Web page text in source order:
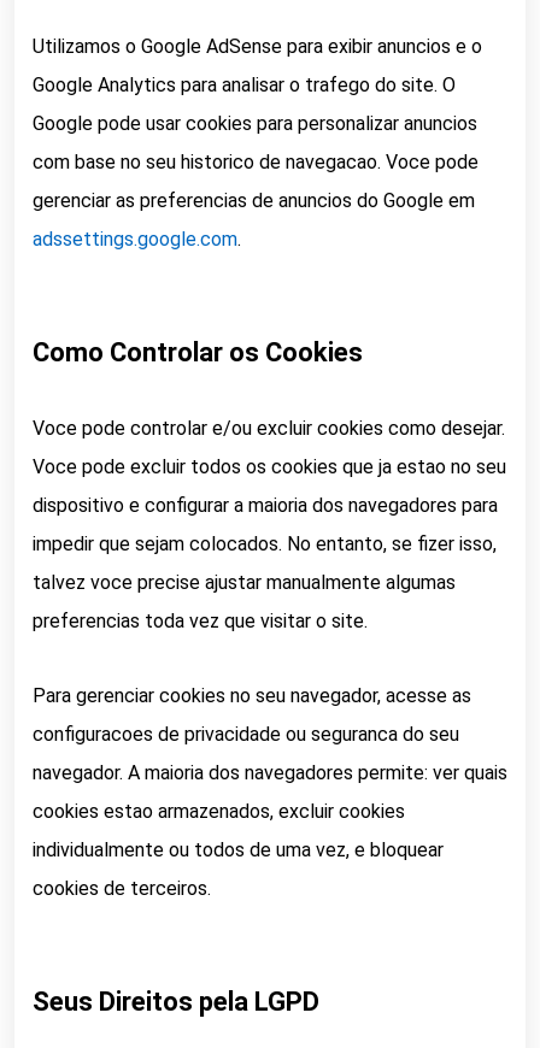
Utilizamos o Google AdSense para exibir anuncios e o
Google Analytics para analisar o trafego do site. O
Google pode usar cookies para personalizar anuncios
com base no seu historico de navegacao. Voce pode
gerenciar as preferencias de anuncios do Google em
adssettings.google.com.
Como Controlar os Cookies
Voce pode controlar e/ou excluir cookies como desejar.
Voce pode excluir todos os cookies que ja estao no seu
dispositivo e configurar a maioria dos navegadores para
impedir que sejam colocados. No entanto, se fizer isso,
talvez voce precise ajustar manualmente algumas
preferencias toda vez que visitar o site.
Para gerenciar cookies no seu navegador, acesse as
configuracoes de privacidade ou seguranca do seu
navegador. A maioria dos navegadores permite: ver quais
cookies estao armazenados, excluir cookies
individualmente ou todos de uma vez, e bloquear
cookies de terceiros.
Seus Direitos pela LGPD